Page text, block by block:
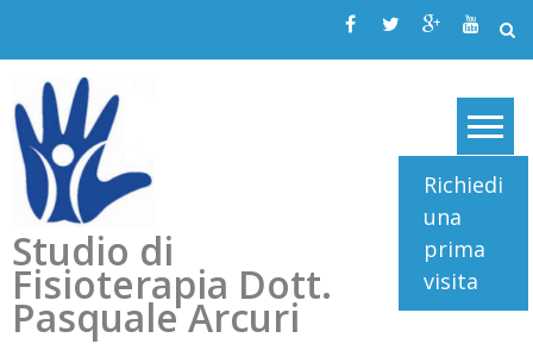
Studio di
Fisioterapia Dott.
Pasquale Arcuri
Richiedi
una
prima
visita